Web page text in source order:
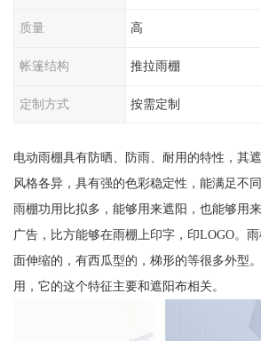
质量 高
帐篷结构 推拉雨棚
定制方式 按需定制
电动雨棚具有防晒、防雨、耐用的特性，其
风格各异，具有强的色彩稳定性，能满足不
雨棚功用比拟多，能够用来遮阳，也能够用
广告，比方能够在雨棚上印字，印LOGO。
面伸缩的，有西瓜型的，梯形的等很多外型
用，它的这个特征主要和遮阳布相关。